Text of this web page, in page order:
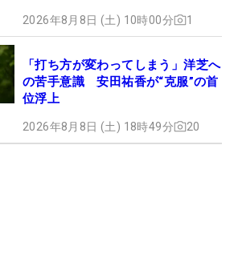
2026年8月8日 (土) 10時00分 1
「打ち方が変わってしまう」洋芝へ
の苦手意識 安田祐香が“克服”の首
位浮上
2026年8月8日 (土) 18時49分 20